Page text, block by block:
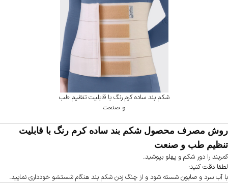
شکم‌ بند ساده کرم رنگ با قابلیت تنظیم طب
و صنعت
روش مصرف محصول شکم‌ بند ساده کرم رنگ با قابلیت
تنظیم طب و صنعت
کمربند را دور شکم و پهلو بپوشید.
لطفا دقت کنید:
با آب سرد و صابون شسته شود و از چنگ زدن شکم بند هنگام شستشو خودداری نمایید.